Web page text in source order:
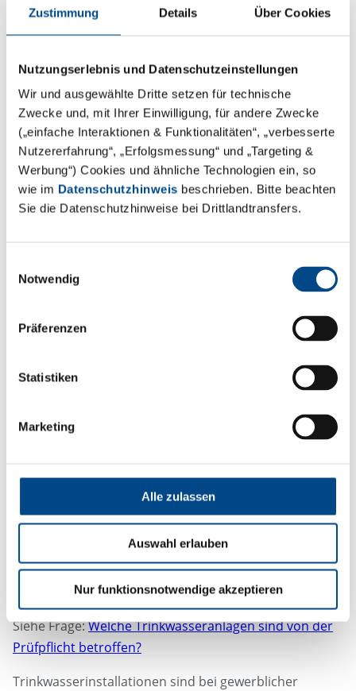
Zustimmung Details Über Cookies
Nutzungserlebnis und Datenschutzeinstellungen
Wir und ausgewählte Dritte setzen für technische
Zwecke und, mit Ihrer Einwilligung, für andere Zwecke
(„einfache Interaktionen & Funktionalitäten“, „verbesserte
Nutzererfahrung“, „Erfolgsmessung“ und „Targeting &
Werbung“) Cookies und ähnliche Technologien ein, so
wie im Datenschutzhinweis beschrieben. Bitte beachten
Sie die Datenschutzhinweise bei Drittlandtransfers.
Notwendig
Präferenzen
Statistiken
Marketing
Alle zulassen
Auswahl erlauben
Nur funktionsnotwendige akzeptieren
Welche Vorkehrungen muss der
Betreiber durchführen, um am
Trinkwassererwärmer Proben zu
nehmen?
Es sind thermisch desinfizierbare Entnahmehähne von
einer Fachfirma zu installieren.
Welche Vorkehrungen muss der
Betreiber durchführen, um bei den
Armaturen entnommen werden. Der Strangregulierer
(Perlator) sollten dabei ohne größere
Liegenschaften mit Verbrühschutz, sollten diese
zugängliches Probenahmeventil in der
Warmwasserleitung montiert sein.
In welchem Turnus ist die
Legionellenprüfung vorgeschrieben?
Siehe Frage:Welche Trinkwasseranlagen sind von der
Prüfpflicht betroffen?
Trinkwasserinstallationen sind bei gewerblicher